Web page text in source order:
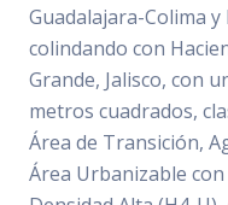
Guadalajara-Colima
colindando con
Grande, Jalisco, con
metros cuadrados,
Área de Transición,
Área Urbanizable